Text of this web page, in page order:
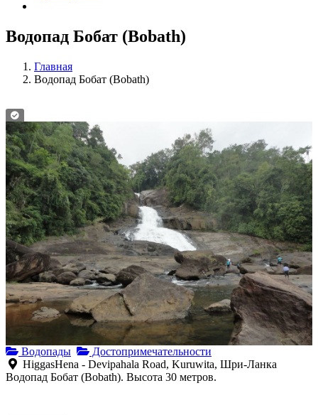
Водопад Бобат (Bobath)
Главная
Водопад Бобат (Bobath)
Водопады
Достопримечательности
HiggasHena - Devipahala Road, Kuruwita, Шри-Ланка
Водопад Бобат (Bobath). Высота 30 метров.